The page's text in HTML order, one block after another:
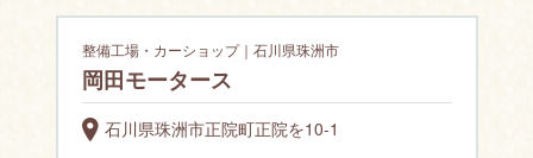
整備工場・カーショップ｜石川県珠洲市
岡田モータース
石川県珠洲市正院町正院を10-1